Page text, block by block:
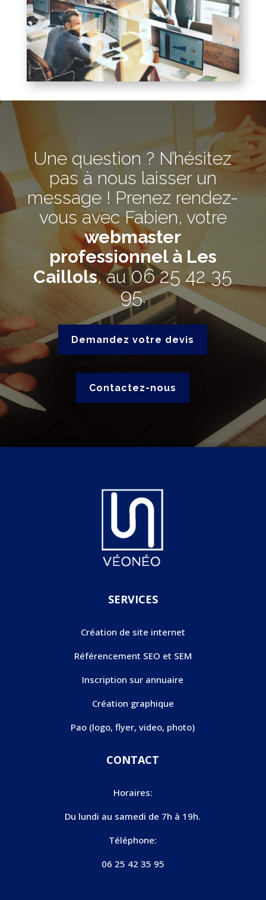
Une question ? N’hésitez
pas à nous laisser un
message ! Prenez rendez-
vous avec Fabien, votre
webmaster
professionnel à Les
Caillols, au06 25 42 35
95.
Demandez votre devis
Contactez-nous
SERVICES
Création de site internet
Référencement SEO et SEM
Inscription sur annuaire
Création graphique
Pao (logo, flyer, video, photo)
CONTACT
Horaires:
Du lundi au samedi de 7h à 19h.
Téléphone:
06 25 42 35 95